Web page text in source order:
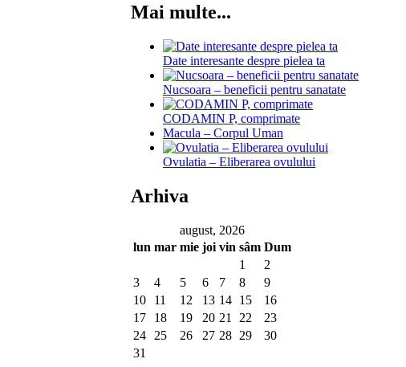
Mai multe...
Date interesante despre pielea ta
Nucsoara – beneficii pentru sanatate
CODAMIN P, comprimate
Macula – Corpul Uman
Ovulatia – Eliberarea ovulului
Arhiva
august, 2026
lun mar mie joi vin sâm Dum
1
2
3
4 5 6 7 8
9
10
11 12 13 14 15
16
17
18 19 20 21 22
23
24
25 26 27 28 29
30
31